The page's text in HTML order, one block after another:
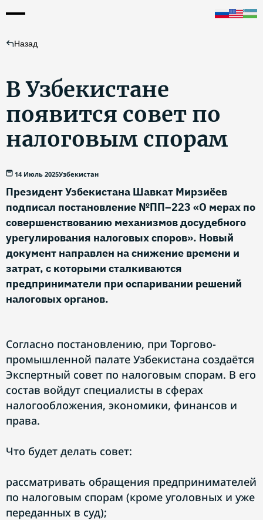
Назад
В Узбекистане
появится совет по
налоговым спорам
14 Июль 2025Узбекистан
Президент Узбекистана Шавкат Мирзиёев
подписал постановление №ПП–223 «О мерах по
совершенствованию механизмов досудебного
урегулирования налоговых споров». Новый
документ направлен на снижение времени и
затрат, с которыми сталкиваются
предприниматели при оспаривании решений
налоговых органов.
Согласно постановлению, при Торгово-
промышленной палате Узбекистана создаётся
Экспертный совет по налоговым спорам. В его
состав войдут специалисты в сферах
налогообложения, экономики, финансов и
права.
Что будет делать совет:
рассматривать обращения предпринимателей
по налоговым спорам (кроме уголовных и уже
переданных в суд);